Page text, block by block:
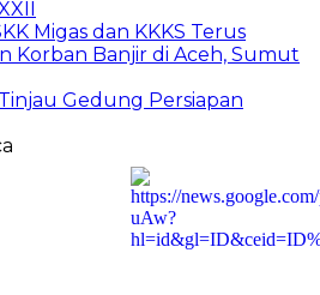
Migas dan KKKS Terus
Korban Banjir di Aceh, Sumut
Gedung Persiapan